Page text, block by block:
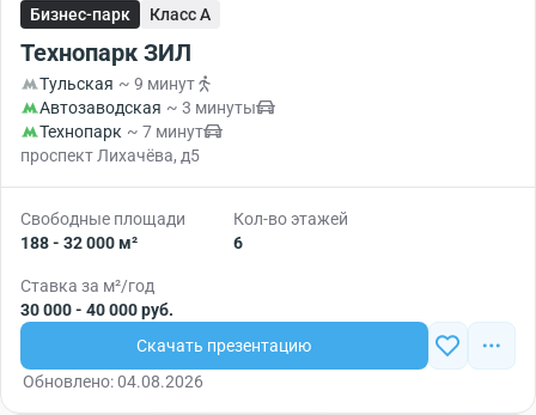
Бизнес-парк Класс A
Технопарк ЗИЛ
Тульская ~ 9 минут
Автозаводская ~ 3 минуты
Технопарк ~ 7 минут
проспект Лихачёва, д5
Свободные площади
188 - 32 000 м²
Кол-во этажей
6
Ставка за м²/год
30 000 - 40 000 руб.
Скачать презентацию
Обновлено: 04.08.2026